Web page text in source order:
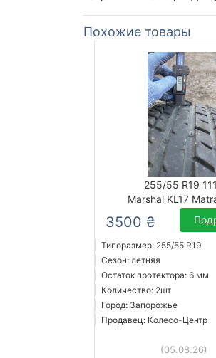
Похожие товары
255/55 R19
Marshal KL17
3500 ₴
Типоразмер: 255/55 R19
Сезон: летняя
Остаток протектора: 6 мм
Количество: 2шт
Город: Запорожье
Продавец: Колесо-Центр
(05.08.26)